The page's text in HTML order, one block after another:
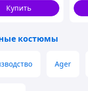
Купить
костюмы
Ager